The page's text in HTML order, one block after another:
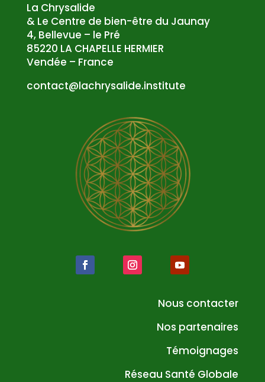
La Chrysalide
& Le Centre de bien-être du Jaunay
4, Bellevue – le Pré
85220 LA CHAPELLE HERMIER
Vendée – France
etuti
tsni.
edila
syrhc
al@tc
atnoc
Nous contacter
Nos partenaires
Témoignages
Réseau Santé Globale